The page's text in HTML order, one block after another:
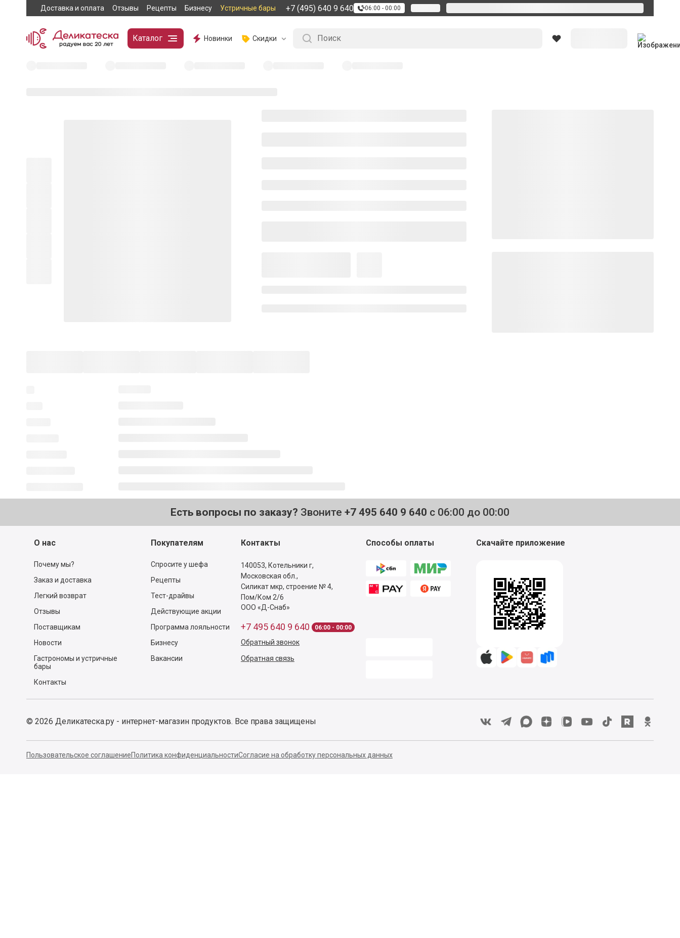
Доставка и оплата Отзывы Рецепты Бизнесу Устричные бары +7 (495) 640 9 640 06:00 - 00:00
Каталог Новинки Скидки
Есть вопросы по заказу? Звоните +7 495 640 9 640 с 06:00 до 00:00
О нас
Почему мы?
Заказ и доставка
Легкий возврат
Отзывы
Поставщикам
Новости
Гастрономы и устричные
бары
Контакты
Покупателям
Спросите у шефа
Рецепты
Тест-драйвы
Действующие акции
Программа лояльности
Бизнесу
Вакансии
Контакты
140053, Котельники г,
Московская обл.,
Силикат мкр, строение № 4,
Пом/Ком 2/6
ООО «Д-Снаб»
+7 495 640 9 640 06:00 - 00:00
Обратный звонок
Обратная связь
Способы оплаты Скачайте приложение
© 2026 Деликатеска.ру - интернет-магазин продуктов. Все права защищены
Пользовательское соглашениеПолитика конфиденциальностиСогласие на обработку персональных данных